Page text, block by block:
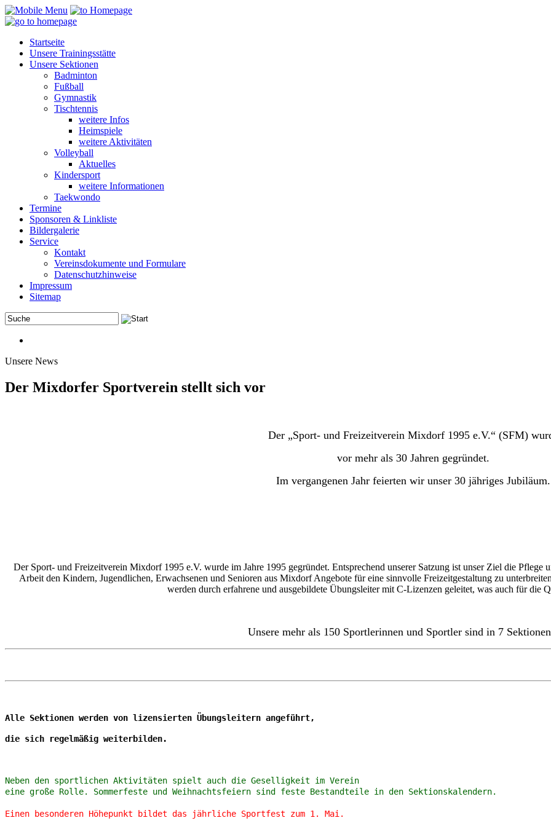
Startseite
Unsere Trainingsstätte
Unsere Sektionen
Badminton
Fußball
Gymnastik
Tischtennis
weitere Infos
Heimspiele
weitere Aktivitäten
Volleyball
Aktuelles
Kindersport
weitere Informationen
Taekwondo
Termine
Sponsoren & Linkliste
Bildergalerie
Service
Kontakt
Vereinsdokumente und Formulare
Datenschutzhinweise
Impressum
Sitemap
Unsere News
Der Mixdorfer Sportverein stellt sich vor
Der „Sport- und Freizeitverein Mixdorf 1995 e.V.“ (SFM)
vor mehr als 30 Jahren gegründet.
Im vergangenen Jahr feierten wir unser 30 jähriges Jubiläum.
Der Sport- und Freizeitverein Mixdorf 1995 e.V. wurde im Jahre 1995 gegründet. Entsprechend unserer Satzung ist unser Ziel die Pflege
Arbeit den Kindern, Jugendlichen, Erwachsenen und Senioren aus Mixdorf Angebote für eine sinnvolle Freizeitgestaltung zu
werden durch erfahrene und ausgebildete Übungsleiter mit C-Lizenzen geleitet, was auch für die
Unsere mehr als 150 Sportlerinnen und Sportler sind in 7
Alle Sektionen werden von lizensierten Übungsleitern angeführt,
die sich regelmäßig weiterbilden.
Neben den sportlichen Aktivitäten spielt auch die Geselligkeit im Verein
eine große Rolle. Sommerfeste und Weihnachtsfeiern sind feste Bestandteile in den Sektionskalendern.
Einen besonderen Höhepunkt bildet das jährliche Sportfest zum 1. Mai.